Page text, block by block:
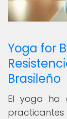
Yoga for
Brasileño
El yoga ha